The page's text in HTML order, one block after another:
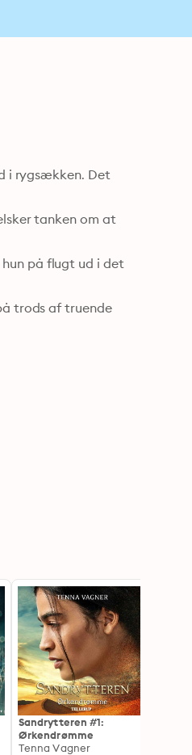
i rygsækken. Det
tanken om at
på flugt ud i det
trods af truende
Sandrytteren #1:
Ørkendrømme
Tenna Vagner